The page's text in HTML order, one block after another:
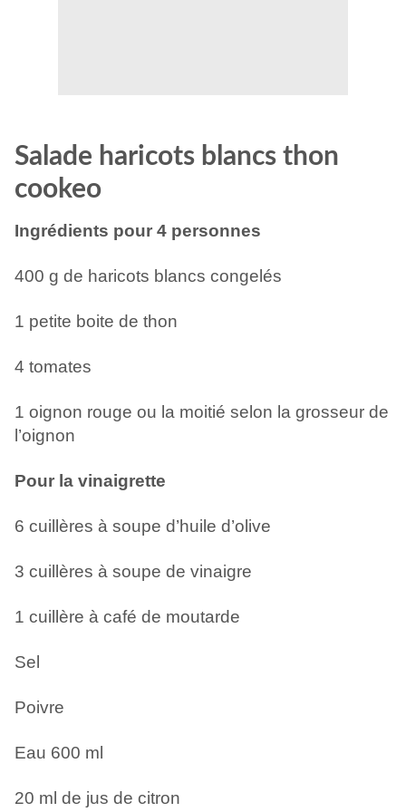
Salade haricots blancs thon
cookeo
Ingrédients pour 4 personnes
400 g de haricots blancs congelés
1 petite boite de thon
4 tomates
1 oignon rouge ou la moitié selon la grosseur de
l’oignon
Pour la vinaigrette
6 cuillères à soupe d’huile d’olive
3 cuillères à soupe de vinaigre
1 cuillère à café de moutarde
Sel
Poivre
Eau 600 ml
20 ml de jus de citron